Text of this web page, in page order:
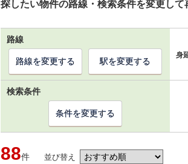
探したい物件の路線・検索条件を変更して
路線
身
路線を変更する 駅を変更する
検索条件
条件を変更する
88件 並び替え